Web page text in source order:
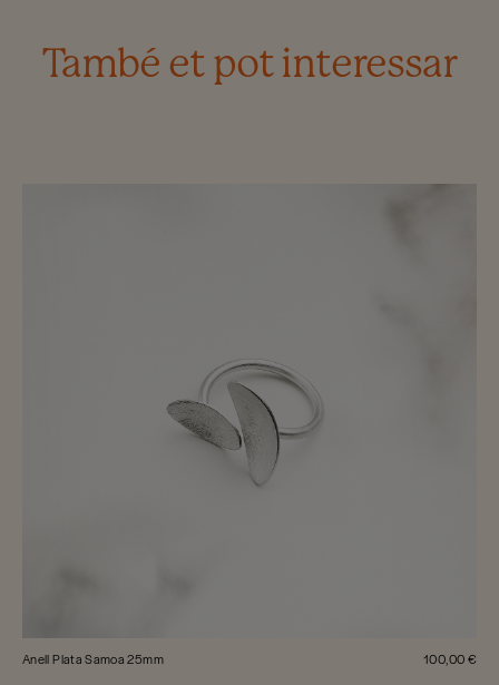
També et pot interessar
Anell Plata Samoa 25mm 100,00 €